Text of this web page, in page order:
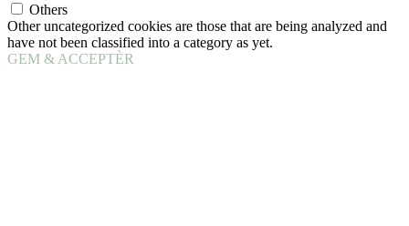
Others
Other uncategorized cookies are those that are being analyzed and
have not been classified into a category as yet.
GEM & ACCEPTÈR